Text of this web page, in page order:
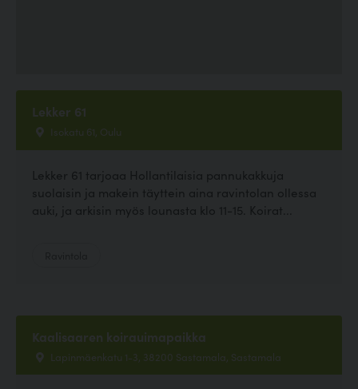
Lekker 61
Isokatu 61, Oulu
Lekker 61 tarjoaa Hollantilaisia pannukakkuja
suolaisin ja makein täyttein aina ravintolan ollessa
auki, ja arkisin myös lounasta klo 11-15. Koirat...
Kaalisaaren koirauimapaikka
Lapinmäenkatu 1-3, 38200 Sastamala, Sastamala